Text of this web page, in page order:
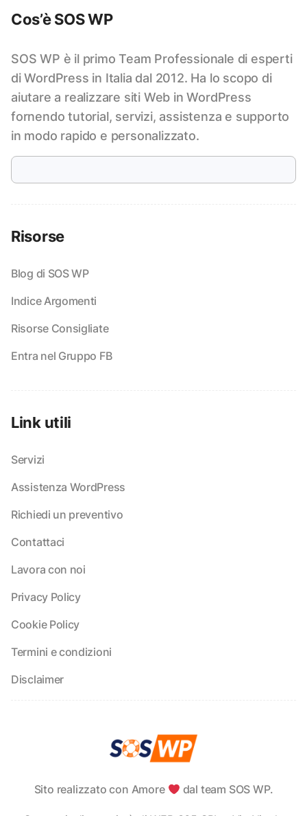
Cos’è SOS WP
SOS WP è il primo Team Professionale di esperti
di WordPress in Italia dal 2012. Ha lo scopo di
aiutare a realizzare siti Web in WordPress
fornendo tutorial, servizi, assistenza e supporto
in modo rapido e personalizzato.
Risorse
Blog di SOS WP
Indice Argomenti
Risorse Consigliate
Entra nel Gruppo FB
Link utili
Servizi
Assistenza WordPress
Richiedi un preventivo
Contattaci
Lavora con noi
Privacy Policy
Cookie Policy
Termini e condizioni
Disclaimer
Sito realizzato con Amore dal team SOS WP.